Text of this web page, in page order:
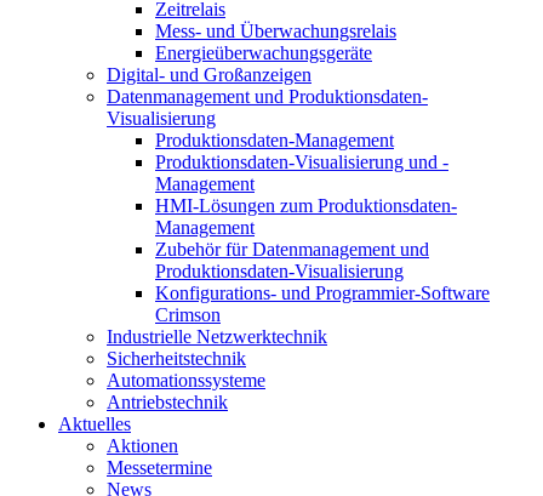
Zeitrelais
Mess- und Überwachungsrelais
Energieüberwachungsgeräte
Digital- und Großanzeigen
Datenmanagement und Produktionsdaten-
Visualisierung
Produktionsdaten-Management
Produktionsdaten-Visualisierung und -
Management
HMI-Lösungen zum Produktionsdaten-
Management
Zubehör für Datenmanagement und
Produktionsdaten-Visualisierung
Konfigurations- und Programmier-Software
Crimson
Industrielle Netzwerktechnik
Sicherheitstechnik
Automationssysteme
Antriebstechnik
Aktuelles
Aktionen
Messetermine
News